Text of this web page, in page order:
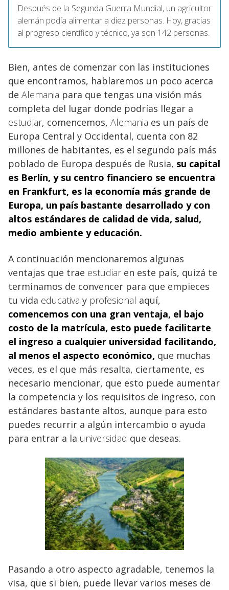
Después de la Segunda Guerra Mundial, un agricultor
alemán podía alimentar a diez personas. Hoy, gracias
al progreso científico y técnico, ya son 142 personas.
Bien, antes de comenzar con las instituciones
que encontramos, hablaremos un poco acerca
de Alemania para que tengas una visión más
completa del lugar donde podrías llegar a
estudiar, comencemos, Alemania es un país de
Europa Central y Occidental, cuenta con 82
millones de habitantes, es el segundo país más
poblado de Europa después de Rusia, su capital
es Berlín, y su centro financiero se encuentra
en Frankfurt, es la economía más grande de
Europa, un país bastante desarrollado y con
altos estándares de calidad de vida, salud,
medio ambiente y educación.
A continuación mencionaremos algunas
ventajas que trae estudiar en este país, quizá te
terminamos de convencer para que empieces
tu vida educativa y profesional aquí,
comencemos con una gran ventaja, el bajo
costo de la matrícula, esto puede facilitarte
el ingreso a cualquier universidad facilitando,
al menos el aspecto económico, que muchas
veces, es el que más resalta, ciertamente, es
necesario mencionar, que esto puede aumentar
la competencia y los requisitos de ingreso, con
estándares bastante altos, aunque para esto
puedes recurrir a algún intercambio o ayuda
para entrar a la universidad que deseas.
Pasando a otro aspecto agradable, tenemos la
visa, que si bien, puede llevar varios meses de